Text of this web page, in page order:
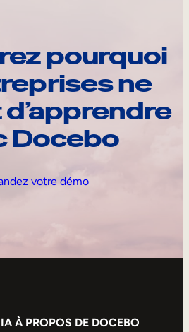
pourquoi
ne
Docebo
votre démo
À PROPOS DE DOCEBO